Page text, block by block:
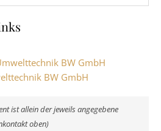
BW GmbH
BW GmbH
ist allein der jeweils angegebene
oben)